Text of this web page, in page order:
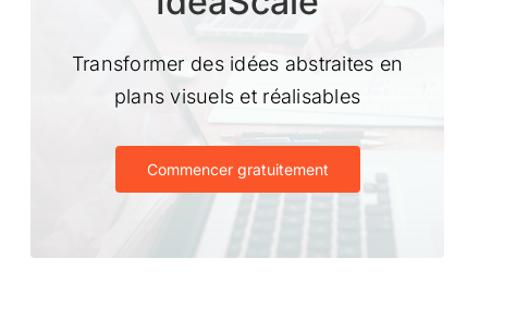
Transformer des idées abstraites en
plans visuels et réalisables
Commencer gratuitement